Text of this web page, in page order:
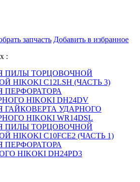
запчасть Добавить в избранное
:
ПИЛЫ ТОРЦОВОЧНОЙ
HIKOKI C12LSH (ЧАСТЬ 3)
ПЕРФОРАТОРА
HIKOKI DH24DV
ГАЙКОВЕРТА УДАРНОГО
HIKOKI WR14DSL
ПИЛЫ ТОРЦОВОЧНОЙ
HIKOKI C10FCE2 (ЧАСТЬ 1)
ПЕРФОРАТОРА
HIKOKI DH24PD3